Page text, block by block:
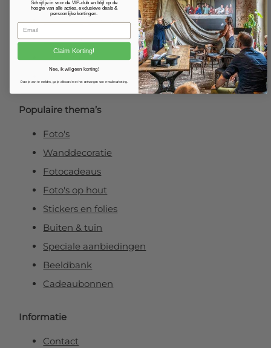
Foto verlijmd op dibond
Foto op plexibond
Fineart prints
Populaire thema’s
Foto's
Wanddecoratie
Fotocadeaus
Foto's op hout
Stickers en folies
Buiten & tuin
Speciale aanbiedingen
Beeldbank
Cadeaubonnen
Informatie
Contact
Schrijf je in voor de VIP-club en blijf op de
hoogte van alle acties, exclusieve deals &
persoonlijke kortingen.
Claim Korting!
Nee, ik wil geen korting!
Door je aan te melden, ga je akkoord met het ontvangen van e-mailmarketing.